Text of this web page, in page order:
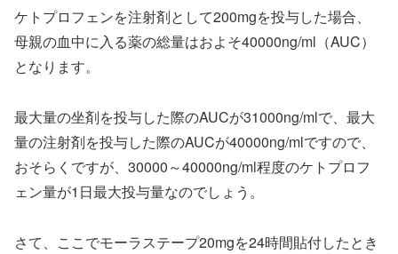
ケトプロフェンを注射剤として200mgを投与した場合、
母親の血中に入る薬の総量はおよそ40000ng/ml（AUC）
となります。
最大量の坐剤を投与した際のAUCが31000ng/mlで、最大
量の注射剤を投与した際のAUCが40000ng/mlですので、
おそらくですが、30000～40000ng/ml程度のケトプロフ
ェン量が1日最大投与量なのでしょう。
さて、ここでモーラステープ20mgを24時間貼付したとき